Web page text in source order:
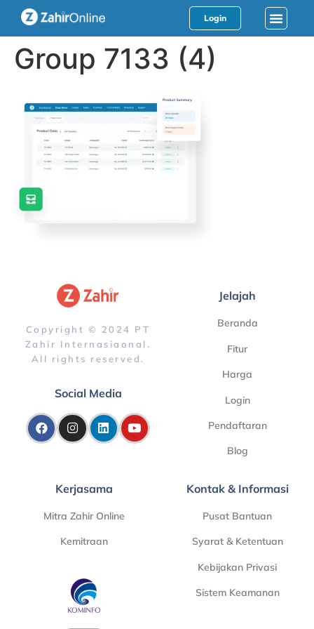
Login
Group 7133 (4)
Copyright © 2024 PT
Zahir Internasiaonal.
All rights reserved.
Social Media
Jelajah
Beranda
Fitur
Harga
Login
Pendaftaran
Blog
Kerjasama
Mitra Zahir Online
Kemitraan
Kontak & Informasi
Pusat Bantuan
Syarat & Ketentuan
Kebijakan Privasi
Sistem Keamanan